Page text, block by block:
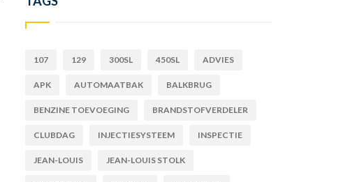
107 129 300SL 450SL ADVIES
APK AUTOMAATBAK BALKBRUG
BENZINE TOEVOEGING BRANDSTOFVERDELER
CLUBDAG INJECTIESYSTEEM INSPECTIE
JEAN-LOUIS JEAN-LOUIS STOLK